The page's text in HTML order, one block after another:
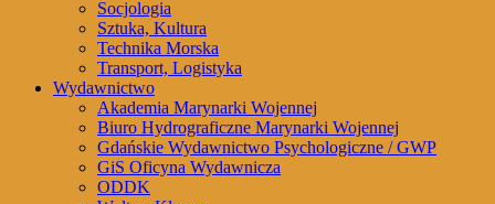
Socjologia
Sztuka, Kultura
Technika Morska
Transport, Logistyka
Wydawnictwo
Akademia Marynarki Wojennej
Biuro Hydrograficzne Marynarki Wojennej
Gdańskie Wydawnictwo Psychologiczne / GWP
GiS Oficyna Wydawnicza
ODDK